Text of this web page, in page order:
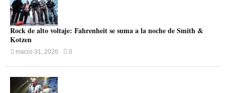
Rock de alto voltaje: Fahrenheit se suma a la noche de Smith &
Kotzen
marzo 31, 2026 0